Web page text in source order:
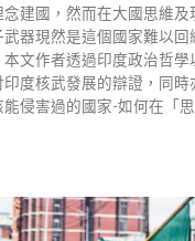
念建國，然而在大國思維
器現然是這個國家難以回
文作者透過印度政治哲學
度核武發展的辯證，同
侵害過的國家-如何在「